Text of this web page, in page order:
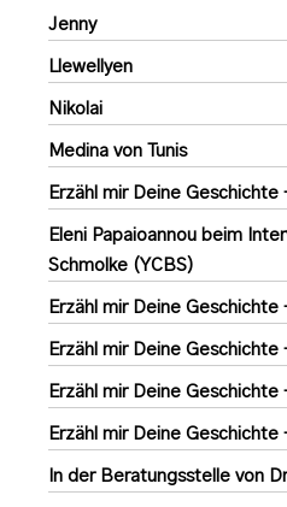
Jenny
Llewellyen
Nikolai
Medina von Tunis
Erzähl mir Deine Geschichte
Eleni Papaioannou beim
Schmolke (YCBS)
Erzähl mir Deine Geschichte
Erzähl mir Deine Geschichte
Erzähl mir Deine Geschichte
Erzähl mir Deine Geschichte
In der Beratungsstelle von